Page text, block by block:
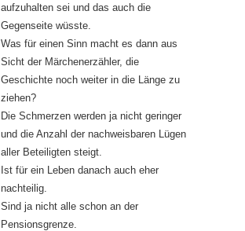
aufzuhalten sei und das auch die
Gegenseite wüsste.
Was für einen Sinn macht es dann aus
Sicht der Märchenerzähler, die
Geschichte noch weiter in die Länge zu
ziehen?
Die Schmerzen werden ja nicht geringer
und die Anzahl der nachweisbaren Lügen
aller Beteiligten steigt.
Ist für ein Leben danach auch eher
nachteilig.
Sind ja nicht alle schon an der
Pensionsgrenze.